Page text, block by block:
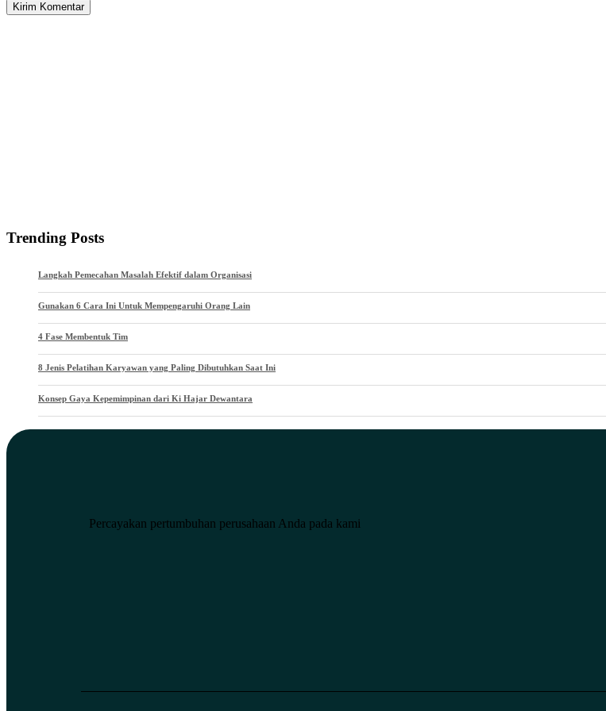
Trending Posts
Langkah Pemecahan Masalah Efektif dalam Organisasi
Gunakan 6 Cara Ini Untuk Mempengaruhi Orang Lain
4 Fase Membentuk Tim
8 Jenis Pelatihan Karyawan yang Paling Dibutuhkan Saat Ini
Konsep Gaya Kepemimpinan dari Ki Hajar Dewantara
Percayakan pertumbuhan perusahaan Anda pada kami